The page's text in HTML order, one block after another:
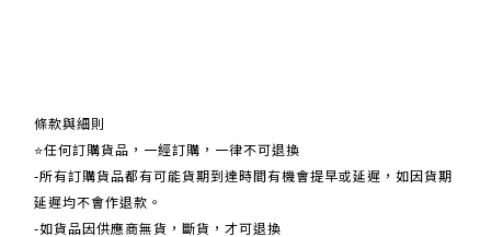
條款與細則
⭐任何訂購貨品，一經訂購，一律不可退換
-所有訂購貨品都有可能貨期到達時間有機會提早或延遲，如因貨期
延遲均不會作退款。
-如貨品因供應商無貨，斷貨，才可退換